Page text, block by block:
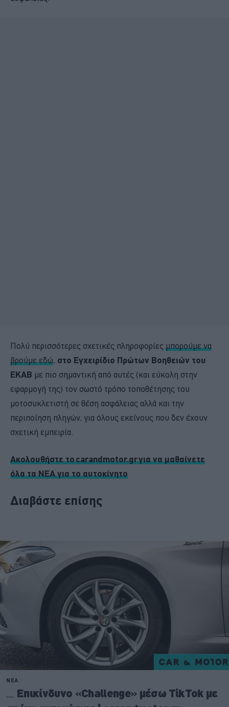
Πολύ περισσότερες σχετικές πληροφορίες μπορούμε να
βρούμε εδώ, στο Εγχειρίδιο Πρώτων Βοηθειών του
EKAB με πιο σημαντική από αυτές (και εύκολη στην
εφαρμογή της) τον σωστό τρόπο τοποθέτησης του
μοτοσυκλετιστή σε θέση ασφάλειας αλλά και την
περιποίηση πληγών, για όλους εκείνους που δεν έχουν
σχετική εμπειρία.
Ακολουθήστε το carandmotor.gr για να μαθαίνετε
όλα τα ΝΕΑ για το αυτοκίνητο
Διαβάστε επίσης